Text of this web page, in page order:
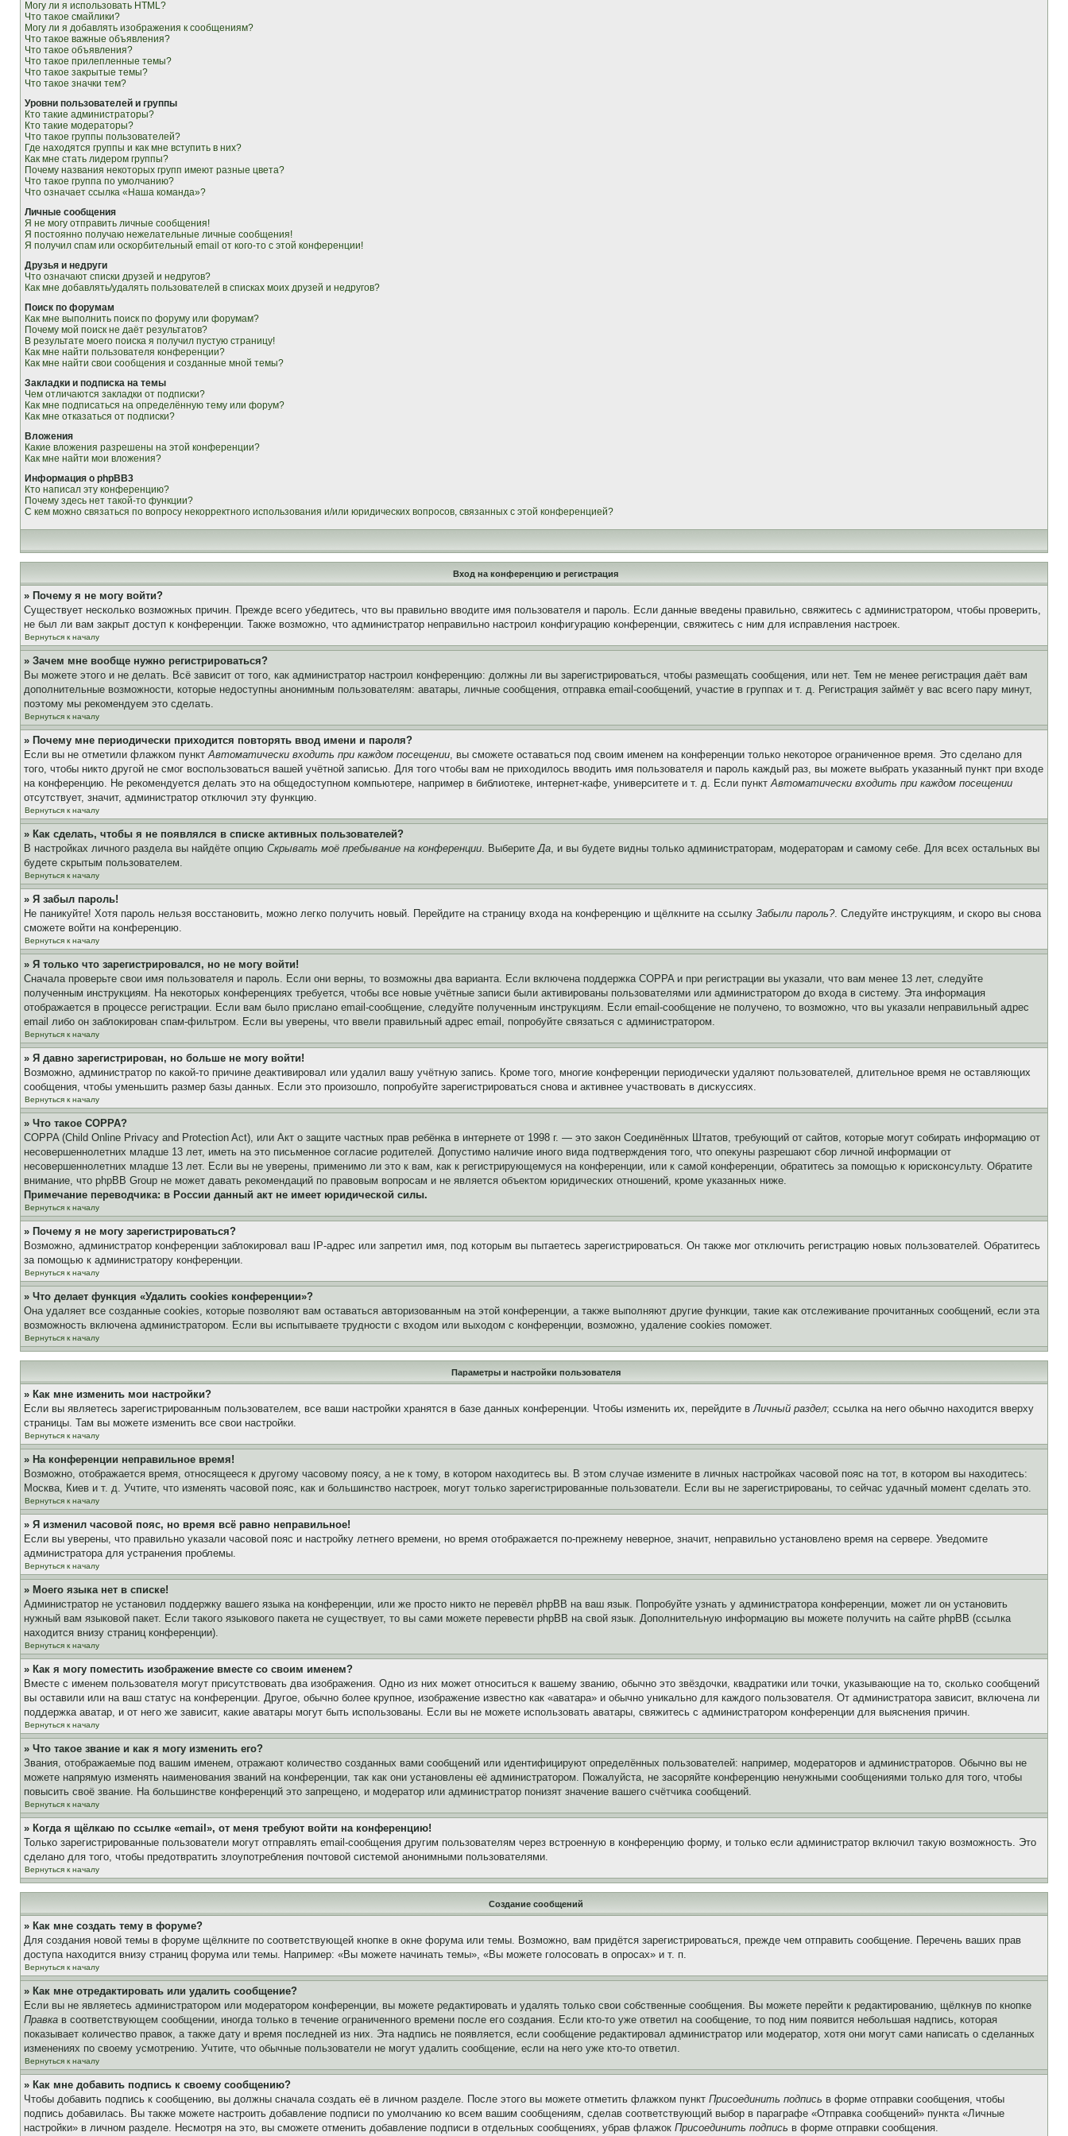
Могу ли я использовать HTML?
Что такое смайлики?
Могу ли я добавлять изображения к сообщениям?
Что такое важные объявления?
Что такое объявления?
Что такое прилепленные темы?
Что такое закрытые темы?
Что такое значки тем?
Уровни пользователей и группы
Кто такие администраторы?
Кто такие модераторы?
Что такое группы пользователей?
Где находятся группы и как мне вступить в них?
Как мне стать лидером группы?
Почему названия некоторых групп имеют разные цвета?
Что такое группа по умолчанию?
Что означает ссылка «Наша команда»?
Личные сообщения
Я не могу отправить личные сообщения!
Я постоянно получаю нежелательные личные сообщения!
Я получил спам или оскорбительный email от кого-то с этой конференции!
Друзья и недруги
Что означают списки друзей и недругов?
Как мне добавлять/удалять пользователей в списках моих друзей и недругов?
Поиск по форумам
Как мне выполнить поиск по форуму или форумам?
Почему мой поиск не даёт результатов?
В результате моего поиска я получил пустую страницу!
Как мне найти пользователя конференции?
Как мне найти свои сообщения и созданные мной темы?
Закладки и подписка на темы
Чем отличаются закладки от подписки?
Как мне подписаться на определённую тему или форум?
Как мне отказаться от подписки?
Вложения
Какие вложения разрешены на этой конференции?
Как мне найти мои вложения?
Информация о phpBB3
Кто написал эту конференцию?
Почему здесь нет такой-то функции?
С кем можно связаться по вопросу некорректного использования и/или юридических вопросов, связанных с этой конференцией?
Вход на конференцию и регистрация
» Почему я не могу войти?
Существует несколько возможных причин. Прежде всего убедитесь, что вы правильно вводите имя пользователя и пароль. Если данные введены правильно, свяжитесь с администратором, чтобы проверить,
не был ли вам закрыт доступ к конференции. Также возможно, что администратор неправильно настроил конфигурацию конференции, свяжитесь с ним для исправления настроек.
Вернуться к началу
» Зачем мне вообще нужно регистрироваться?
Вы можете этого и не делать. Всё зависит от того, как администратор настроил конференцию: должны ли вы зарегистрироваться, чтобы размещать сообщения, или нет. Тем не менее регистрация даёт вам
дополнительные возможности, которые недоступны анонимным пользователям: аватары, личные сообщения, отправка email-сообщений, участие в группах и т. д. Регистрация займёт у вас всего пару минут,
поэтому мы рекомендуем это сделать.
Вернуться к началу
» Почему мне периодически приходится повторять ввод имени и пароля?
Если вы не отметили флажком пунктАвтоматически входить при каждом посещении, вы сможете оставаться под своим именем на конференции только некоторое ограниченное время. Это сделано для
того, чтобы никто другой не смог воспользоваться вашей учётной записью. Для того чтобы вам не приходилось вводить имя пользователя и пароль каждый раз, вы можете выбрать указанный пункт при входе
на конференцию. Не рекомендуется делать это на общедоступном компьютере, например в библиотеке, интернет-кафе, университете и т. д. Если пунктАвтоматически входить при каждом посещении
отсутствует, значит, администратор отключил эту функцию.
Вернуться к началу
» Как сделать, чтобы я не появлялся в списке активных пользователей?
В настройках личного раздела вы найдёте опцию Скрывать моё пребывание на конференции. ВыберитеДа, и вы будете видны только администраторам, модераторам и самому себе. Для всех остальных вы
будете скрытым пользователем.
Вернуться к началу
» Я забыл пароль!
Не паникуйте! Хотя пароль нельзя восстановить, можно легко получить новый. Перейдите на страницу входа на конференцию и щёлкните на ссылку Забыли пароль?. Следуйте инструкциям, и скоро вы снова
сможете войти на конференцию.
Вернуться к началу
» Я только что зарегистрировался, но не могу войти!
Сначала проверьте свои имя пользователя и пароль. Если они верны, то возможны два варианта. Если включена поддержка COPPA и при регистрации вы указали, что вам менее 13 лет, следуйте
полученным инструкциям. На некоторых конференциях требуется, чтобы все новые учётные записи были активированы пользователями или администратором до входа в систему. Эта информация
отображается в процессе регистрации. Если вам было прислано email-сообщение, следуйте полученным инструкциям. Если email-сообщение не получено, то возможно, что вы указали неправильный адрес
email либо он заблокирован спам-фильтром. Если вы уверены, что ввели правильный адрес email, попробуйте связаться с администратором.
Вернуться к началу
» Я давно зарегистрирован, но больше не могу войти!
Возможно, администратор по какой-то причине деактивировал или удалил вашу учётную запись. Кроме того, многие конференции периодически удаляют пользователей, длительное время не оставляющих
сообщения, чтобы уменьшить размер базы данных. Если это произошло, попробуйте зарегистрироваться снова и активнее участвовать в дискуссиях.
Вернуться к началу
» Что такое COPPA?
COPPA (Child Online Privacy and Protection Act), или Акт о защите частных прав ребёнка в интернете от 1998 г. — это закон Соединённых Штатов, требующий от сайтов, которые могут собирать информацию от
несовершеннолетних младше 13 лет, иметь на это письменное согласие родителей. Допустимо наличие иного вида подтверждения того, что опекуны разрешают сбор личной информации от
несовершеннолетних младше 13 лет. Если вы не уверены, применимо ли это к вам, как к регистрирующемуся на конференции, или к самой конференции, обратитесь за помощью к юрисконсульту. Обратите
внимание, что phpBB Group не может давать рекомендаций по правовым вопросам и не является объектом юридических отношений, кроме указанных ниже.
Примечание переводчика: в России данный акт не имеет юридической силы.
Вернуться к началу
» Почему я не могу зарегистрироваться?
Возможно, администратор конференции заблокировал ваш IP-адрес или запретил имя, под которым вы пытаетесь зарегистрироваться. Он также мог отключить регистрацию новых пользователей. Обратитесь
за помощью к администратору конференции.
Вернуться к началу
» Что делает функция «Удалить cookies конференции»?
Она удаляет все созданные cookies, которые позволяют вам оставаться авторизованным на этой конференции, а также выполняют другие функции, такие как отслеживание прочитанных сообщений, если эта
возможность включена администратором. Если вы испытываете трудности с входом или выходом с конференции, возможно, удаление cookies поможет.
Вернуться к началу
Параметры и настройки пользователя
» Как мне изменить мои настройки?
Если вы являетесь зарегистрированным пользователем, все ваши настройки хранятся в базе данных конференции. Чтобы изменить их, перейдите вЛичный раздел; ссылка на него обычно находится вверху
страницы. Там вы можете изменить все свои настройки.
Вернуться к началу
» На конференции неправильное время!
Возможно, отображается время, относящееся к другому часовому поясу, а не к тому, в котором находитесь вы. В этом случае измените в личных настройках часовой пояс на тот, в котором вы находитесь:
Москва, Киев и т. д. Учтите, что изменять часовой пояс, как и большинство настроек, могут только зарегистрированные пользователи. Если вы не зарегистрированы, то сейчас удачный момент сделать это.
Вернуться к началу
» Я изменил часовой пояс, но время всё равно неправильное!
Если вы уверены, что правильно указали часовой пояс и настройку летнего времени, но время отображается по-прежнему неверное, значит, неправильно установлено время на сервере. Уведомите
администратора для устранения проблемы.
Вернуться к началу
» Моего языка нет в списке!
Администратор не установил поддержку вашего языка на конференции, или же просто никто не перевёл phpBB на ваш язык. Попробуйте узнать у администратора конференции, может ли он установить
нужный вам языковой пакет. Если такого языкового пакета не существует, то вы сами можете перевести phpBB на свой язык. Дополнительную информацию вы можете получить на сайте phpBB (ссылка
находится внизу страниц конференции).
Вернуться к началу
» Как я могу поместить изображение вместе со своим именем?
Вместе с именем пользователя могут присутствовать два изображения. Одно из них может относиться к вашему званию, обычно это звёздочки, квадратики или точки, указывающие на то, сколько сообщений
вы оставили или на ваш статус на конференции. Другое, обычно более крупное, изображение известно как «аватара» и обычно уникально для каждого пользователя. От администратора зависит, включена ли
поддержка аватар, и от него же зависит, какие аватары могут быть использованы. Если вы не можете использовать аватары, свяжитесь с администратором конференции для выяснения причин.
Вернуться к началу
» Что такое звание и как я могу изменить его?
Звания, отображаемые под вашим именем, отражают количество созданных вами сообщений или идентифицируют определённых пользователей: например, модераторов и администраторов. Обычно вы не
можете напрямую изменять наименования званий на конференции, так как они установлены её администратором. Пожалуйста, не засоряйте конференцию ненужными сообщениями только для того, чтобы
повысить своё звание. На большинстве конференций это запрещено, и модератор или администратор понизят значение вашего счётчика сообщений.
Вернуться к началу
» Когда я щёлкаю по ссылке «email», от меня требуют войти на конференцию!
Только зарегистрированные пользователи могут отправлять email-сообщения другим пользователям через встроенную в конференцию форму, и только если администратор включил такую возможность. Это
сделано для того, чтобы предотвратить злоупотребления почтовой системой анонимными пользователями.
Вернуться к началу
Создание сообщений
» Как мне создать тему в форуме?
Для создания новой темы в форуме щёлкните по соответствующей кнопке в окне форума или темы. Возможно, вам придётся зарегистрироваться, прежде чем отправить сообщение. Перечень ваших прав
доступа находится внизу страниц форума или темы. Например: «Вы можете начинать темы», «Вы можете голосовать в опросах» и т. п.
Вернуться к началу
» Как мне отредактировать или удалить сообщение?
Если вы не являетесь администратором или модератором конференции, вы можете редактировать и удалять только свои собственные сообщения. Вы можете перейти к редактированию, щёлкнув по кнопке
Правка в соответствующем сообщении, иногда только в течение ограниченного времени после его создания. Если кто-то уже ответил на сообщение, то под ним появится небольшая надпись, которая
показывает количество правок, а также дату и время последней из них. Эта надпись не появляется, если сообщение редактировал администратор или модератор, хотя они могут сами написать о сделанных
изменениях по своему усмотрению. Учтите, что обычные пользователи не могут удалить сообщение, если на него уже кто-то ответил.
Вернуться к началу
» Как мне добавить подпись к своему сообщению?
Чтобы добавить подпись к сообщению, вы должны сначала создать её в личном разделе. После этого вы можете отметить флажком пункт Присоединить подпись в форме отправки сообщения, чтобы
подпись добавилась. Вы также можете настроить добавление подписи по умолчанию ко всем вашим сообщениям, сделав соответствующий выбор в параграфе «Отправка сообщений» пункта «Личные
настройки» в личном разделе. Несмотря на это, вы сможете отменить добавление подписи в отдельных сообщениях, убрав флажок Присоединить подпись в форме отправки сообщения.